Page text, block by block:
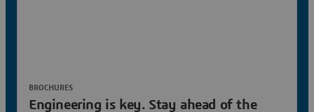
Engineering is key. Stay ahead of the
BROCHURES